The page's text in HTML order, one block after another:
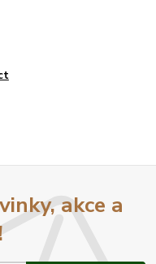
akce a